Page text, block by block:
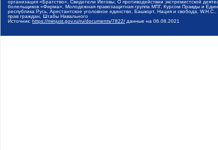
организация «Братство», Свидетели Иеговы, О противодействии экстремистской
болельщиков «Фирма», Молодежная правозащитная группа МПГ, Курсом Правды и
республика Русь, Арестантское уголовное единство, Башкорт, Нация и свобода,
прав граждан, Штабы Навального
Источник: https://minjust.gov.ru/ru/documents/7822/ данные на 06.08.2021